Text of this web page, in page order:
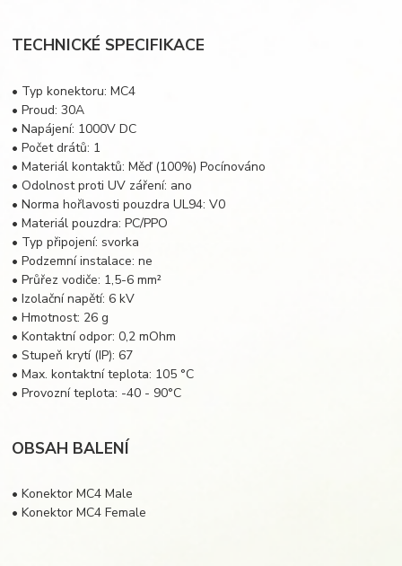
TECHNICKÉ SPECIFIKACE
• Typ konektoru: MC4
• Proud: 30A
• Napájení: 1000V DC
• Počet drátů: 1
• Materiál kontaktů: Měď (100%) Pocínováno
• Odolnost proti UV záření: ano
• Norma hořlavosti pouzdra UL94: V0
• Materiál pouzdra: PC/PPO
• Typ připojení: svorka
• Podzemní instalace: ne
• Průřez vodiče: 1,5-6 mm²
• Izolační napětí: 6 kV
• Hmotnost: 26 g
• Kontaktní odpor: 0,2 mOhm
• Stupeň krytí (IP): 67
• Max. kontaktní teplota: 105 °C
• Provozní teplota: -40 - 90°C
OBSAH BALENÍ
• Konektor MC4 Male
• Konektor MC4 Female